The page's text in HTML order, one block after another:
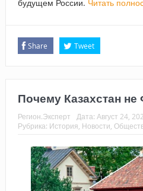
будущем России. Читать
Share Tweet
Почему Казахстан не
Регион.Эксперт Дата: Август 24,
Рубрика: История, Новости,